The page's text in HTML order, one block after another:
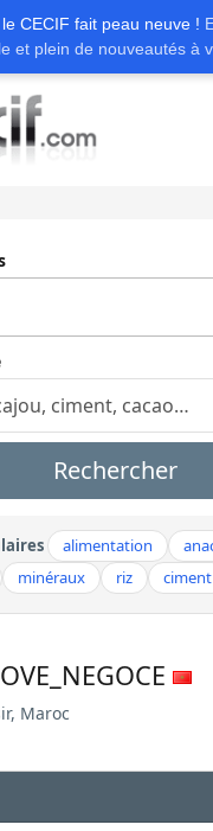
CECIF fait peau neuve !
et plein de nouveautés à
Rechercher
alimentation
minéraux riz ciment
Maroc